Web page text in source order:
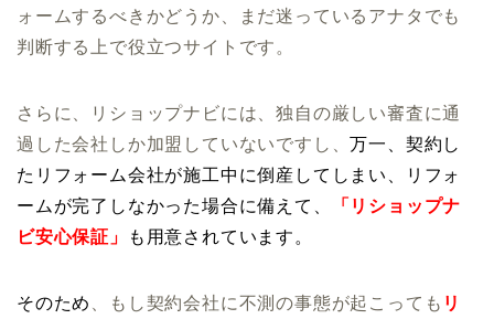
ォームするべきかどうか、まだ迷っているアナタでも
判断する上で役立つサイトです。
さらに、リショップナビには、独自の厳しい審査に通
過した会社しか加盟していないですし、万一、契約し
たリフォーム会社が施工中に倒産してしまい、リフォ
ームが完了しなかった場合に備えて、
「リショップナ
ビ安心保証」
も用意されています。
そのため 、もし契約会社に不測の事態が起こっても リ